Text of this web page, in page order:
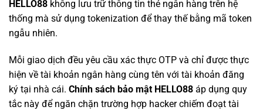
HELLO88 không lưu trữ thông tin thẻ ngân hàng trên hệ
thống mà sử dụng tokenization để thay thế bằng mã token
ngẫu nhiên.
Mỗi giao dịch đều yêu cầu xác thực OTP và chỉ được thực
hiện về tài khoản ngân hàng cùng tên với tài khoản đăng
ký tại nhà cái. Chính sách bảo mật HELLO88 áp dụng quy
tắc này để ngăn chặn trường hợp hacker chiếm đoạt tài